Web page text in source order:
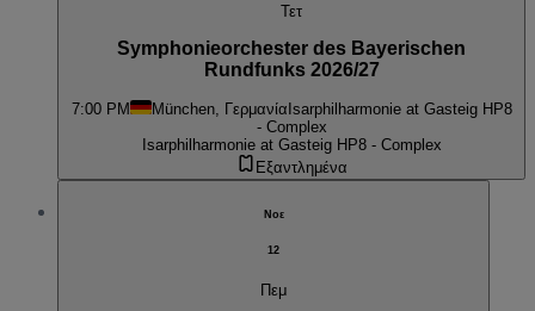
Τετ
Symphonieorchester des Bayerischen
Rundfunks 2026/27
7:00 PM München, Γερμανία Isarphilharmonie at Gasteig HP8
- Complex
Isarphilharmonie at Gasteig HP8 - Complex
Εξαντλημένα
Νοε
12
Πεμ